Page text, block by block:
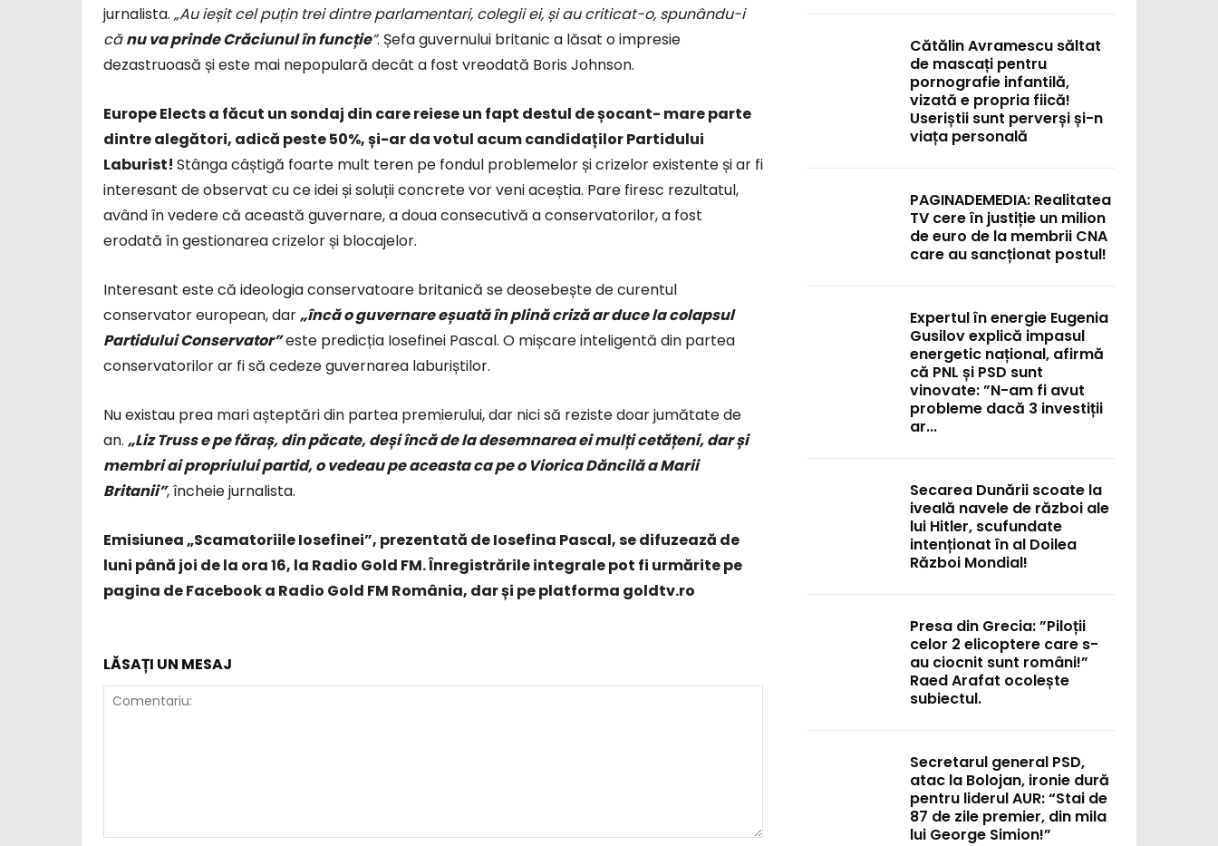
jurnalista. „Au ieșit cel puțin trei dintre parlamentari, colegii ei, și au criticat-o, spunându-i
cănu va prinde Crăciunul în funcție”. Șefa guvernului britanic a lăsat o impresie
dezastruoasă și este mai nepopulară decât a fost vreodată Boris Johnson.
Europe Elects a făcut un sondaj din care reiese un fapt destul de șocant- mare parte
dintre alegători, adică peste 50%, și-ar da votul acum candidaților Partidului
Laburist! Stânga câștigă foarte mult teren pe fondul problemelor și crizelor existente și ar fi
interesant de observat cu ce idei și soluții concrete vor veni aceștia. Pare firesc rezultatul,
având în vedere că această guvernare, a doua consecutivă a conservatorilor, a fost
erodată în gestionarea crizelor și blocajelor.
Interesant este că ideologia conservatoare britanică se deosebește de curentul
conservator european, dar„încă o guvernare eșuată în plină criză ar duce la colapsul
Partidului Conservator”este predicția Iosefinei Pascal. O mișcare inteligentă din partea
conservatorilor ar fi să cedeze guvernarea laburiștilor.
Nu existau prea mari așteptări din partea premierului, dar nici să reziste doar jumătate de
an. „Liz Truss e pe făraș, din păcate, deși încă de la desemnarea ei mulți cetățeni, dar și
membri ai propriului partid, o vedeau pe aceasta ca pe o Viorica Dăncilă a Marii
Britanii”, încheie jurnalista.
Emisiunea „Scamatoriile Iosefinei”, prezentată de Iosefina Pascal, se difuzează de
luni până joi de la ora 16, la Radio Gold FM. Înregistrările integrale pot fi urmărite pe
pagina de Facebook a Radio Gold FM România, dar și pe platforma goldtv.ro
LĂSAȚI UN MESAJ
Cătălin Avramescu săltat
de mascați pentru
pornografie infantilă,
vizată e propria fiică!
Useriștii sunt perverși și-n
viața personală
PAGINADEMEDIA: Realitatea
TV cere în justiție un milion
de euro de la membrii CNA
care au sancționat postul!
Expertul în energie Eugenia
Gusilov explică impasul
energetic național, afirmă
că PNL și PSD sunt
vinovate: ”N-am fi avut
probleme dacă 3 investiții
ar...
Secarea Dunării scoate la
iveală navele de război ale
lui Hitler, scufundate
intenționat în al Doilea
Război Mondial!
Presa din Grecia: ”Piloții
celor 2 elicoptere care s-
au ciocnit sunt români!”
Raed Arafat ocolește
subiectul.
Secretarul general PSD,
atac la Bolojan, ironie dură
pentru liderul AUR: “Stai de
87 de zile premier, din mila
lui George Simion!”